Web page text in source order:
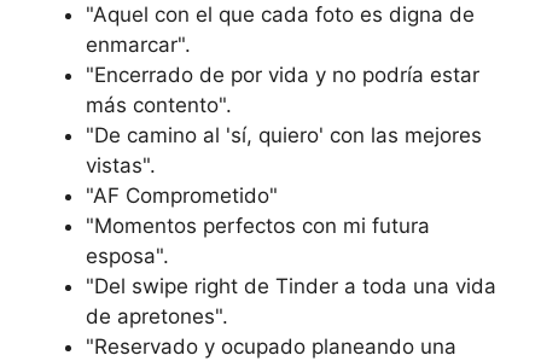
"Aquel con el que cada foto es digna de
enmarcar".
"Encerrado de por vida y no podría estar
más contento".
"De camino al 'sí, quiero' con las mejores
vistas".
"AF Comprometido"
"Momentos perfectos con mi futura
esposa".
"Del swipe right de Tinder a toda una vida
de apretones".
"Reservado y ocupado planeando una